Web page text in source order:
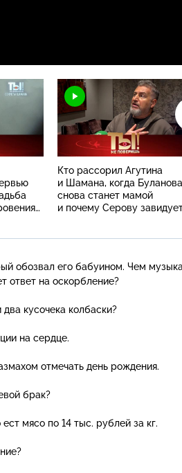
Кто рассорил Агутина
и Шамана, когда Буланова
снова станет мамой
и почему Серову
обозвал его бабуином. Чем
ответ на оскорбление?
кусочека колбаски?
на сердце.
отмечать день рождения.
брак?
мясо по 14 тыс. рублей за кг.